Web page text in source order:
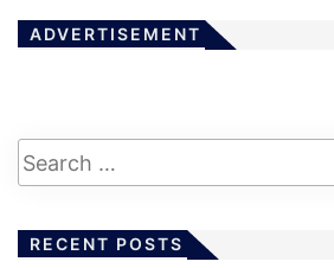
ADVERTISEMENT
RECENT POSTS